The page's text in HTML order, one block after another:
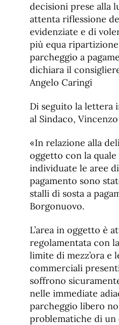
decisioni prese alla
attenta riflessione
evidenziate e di
più equa
parcheggio a
dichiara il
Angelo Caringi
Di seguito la lettera
al Sindaco,
«In relazione alla
oggetto con la quale
individuate le aree
pagamento sono
stalli di sosta a
Borgonuovo.
L’area in oggetto è
regolamentata con
limite di mezz’ora e
commerciali
soffrono
nelle immediate
parcheggio libero
problematiche di un